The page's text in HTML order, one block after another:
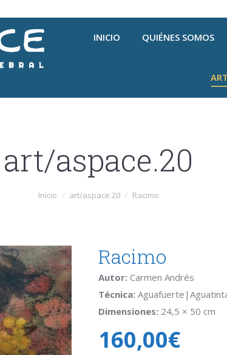
INICIO QUIÉNES SOMOS
art/aspace.20
Inicio art/aspace.20 Racimo
Racimo
Autor: Carmen Andrés
Técnica:
Dimensiones: 24,5 × 50 cm
160,00€